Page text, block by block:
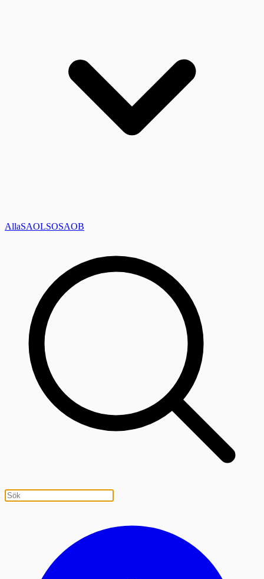
AllaSAOLSOSAOB